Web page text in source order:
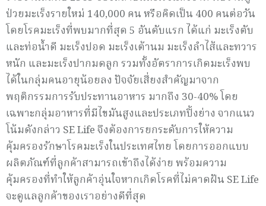
ป่วยมะเร็งรายใหม่ 140,000 คน หรือคิดเป็น 400 คนต่อวัน
โดยโรคมะเร็งที่พบมากที่สุด 5 อันดับแรก ได้แก่ มะเร็งตับ
และท่อน้ำดี มะเร็งปอด มะเร็งเต้านม มะเร็งลำไส้และทวาร
หนัก และมะเร็งปากมดลูก รวมทั้งอัตราการเกิดมะเร็งพบ
ได้ในกลุ่มคนอายุน้อยลง ปัจจัยเสี่ยงสำคัญมาจาก
พฤติกรรมการรับประทานอาหาร มากถึง 30-40% โดย
เฉพาะกลุ่มอาหารที่มีไขมันสูงและประเภทปิ้งย่าง จากแนว
โน้มดังกล่าว SE Life จึงต้องการยกระดับการให้ความ
คุ้มครองรักษาโรคมะเร็งในประเทศไทย โดยการออกแบบ
ผลิตภัณฑ์ที่ลูกค้าสามารถเข้าถึงได้ง่าย พร้อมความ
คุ้มครองที่ทำให้ลูกค้าอุ่นใจหากเกิดโรคที่ไม่คาดฝัน SE Life
จะดูแลลูกค้าของเราอย่างดีที่สุด